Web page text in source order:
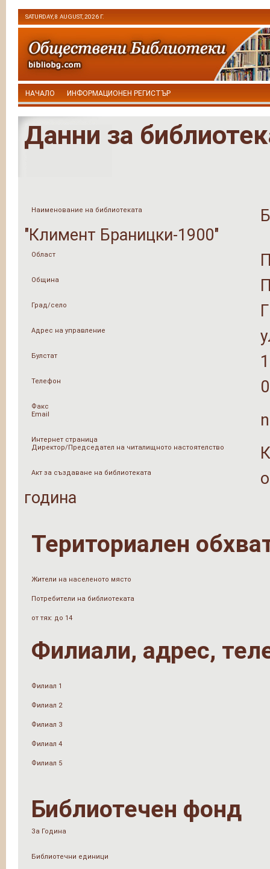
SATURDAY, 8 AUGUST, 2026 Г.
НАЧАЛО ИНФОРМАЦИОНЕН РЕГИСТЪР
Данни за
Наименование на библиотеката
"Климент Браницки-1900"
Област
Община
Град/село
Адрес на управление
Булстат
Телефон
Факс
Email
Интернет страница
Директор/Председател на читалищното настоятелство
Акт за създаване на библиотеката
година
Териториален
Жители на населеното място
Потребители на библиотеката
от тях: до 14
Филиали, адрес,
Филиал 1
Филиал 2
Филиал 3
Филиал 4
Филиал 5
Библиотечен фонд
За Година
Библиотечни единици